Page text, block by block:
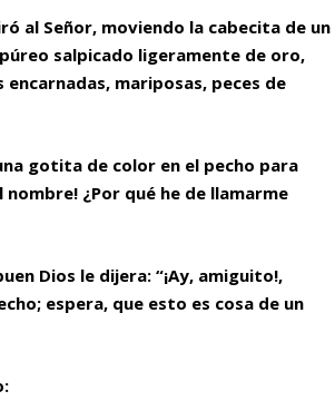
al Señor, moviendo la cabecita de un
salpicado ligeramente de oro,
mariposas, peces de
gotita de color en el pecho para
¿Por qué he de llamarme
Dios le dijera: “¡Ay, amiguito!,
espera, que esto es cosa de un